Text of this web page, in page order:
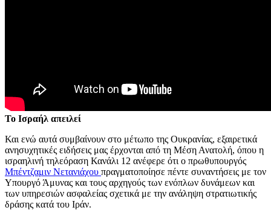
Το Ισραήλ απειλεί
Και ενώ αυτά συμβαίνουν στο μέτωπο της Ουκρανίας, εξαιρετικά
ανησυχητικές ειδήσεις μας έρχονται από τη Μέση Ανατολή, όπου η
ισραηλινή τηλεόραση Κανάλι 12 ανέφερε ότι ο πρωθυπουργός
Μπέντζαμιν Νετανιάχου πραγματοποίησε πέντε συναντήσεις με τον
Υπουργό Άμυνας και τους αρχηγούς των ενόπλων δυνάμεων και
των υπηρεσιών ασφαλείας σχετικά με την ανάληψη στρατιωτικής
δράσης κατά του Ιράν.